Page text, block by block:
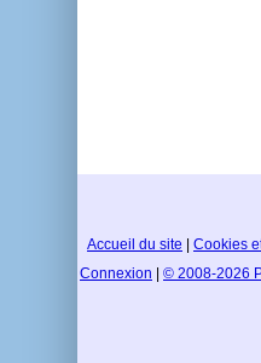
Accueil du site Cookies
Connexion
© 2008-2026